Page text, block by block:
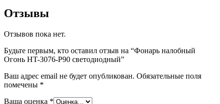
Отзывы
Отзывов пока нет.
Будьте первым, кто оставил отзыв на “Фонарь налобный
Огонь HT-3076-P90 светодиодный”
Ваш адрес email не будет опубликован. Обязательные поля
помечены *
Ваша оценка *